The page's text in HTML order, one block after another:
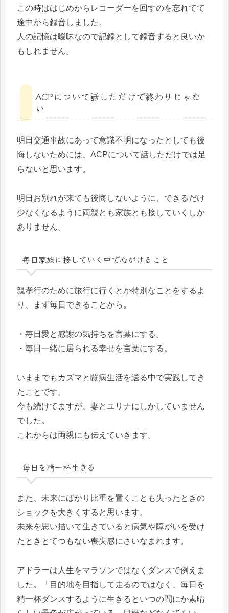
この時ははじめからレコーダーを回すのを忘れてて
途中から録音しました。
人の記憶は曖昧なので記録として録音すると良いか
もしれません。
ACPについて話しただけで終わりじゃな
い
明日交通事故にあって意識不明になったとしても後
悔しないためには、ACPについて話しただけでは足
らないと思います。
明日お別れが来ても後悔しないように、できるだけ
少なくなるように両親とも家族とも接していくしか
ありません。
毎日家族に接していく中で心がけること
親孝行のために旅行に行くとか特別なことをするよ
り、まず毎日できることから。
・毎日愛と感謝の気持ちを言葉にする。
・毎日一緒に居られる幸せを言葉にする。
いままでもカズマと闘病生活を送る中で実践してき
たことです。
今も続けてますが、妻とユリナにしかしていません
でした。
これからは両親にも伝えていきます。
毎日を精一杯生きる
また、未来にばかり比重を置くことも失ったときの
ショックを大きくすると思います。
未来を思い描いて生きていると病気や障がいを受け
たときとてつもない喪失感にさいなまれます。
アドラーは人生をマラソンではなくダンスで例えま
した。「目的地を目指して走るのではなく、毎日を
精一杯ダンスするように生きるといつの間にか素晴